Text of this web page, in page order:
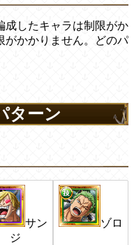
成したキャラは制限がか
がかかりません。どのパ
ターン
サン
ジ
ゾロ